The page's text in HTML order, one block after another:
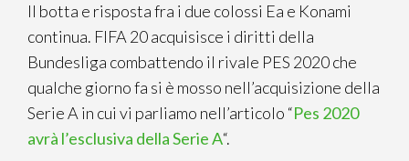
Il botta e risposta fra i due colossi Ea e Konami
continua. FIFA 20 acquisisce i diritti della
Bundesliga combattendo il rivale PES 2020 che
qualche giorno fa si è mosso nell’acquisizione della
Serie A in cui vi parliamo nell’articolo “Pes 2020
avrà l’esclusiva della Serie A“.